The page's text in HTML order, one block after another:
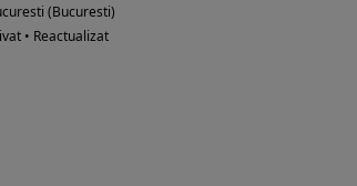
(Bucuresti)
• Reactualizat